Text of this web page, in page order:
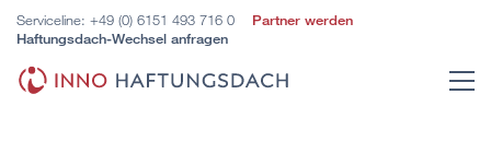
Serviceline: +49 (0) 6151 493 716 0
Partner werden
Haftungsdach-Wechsel anfragen